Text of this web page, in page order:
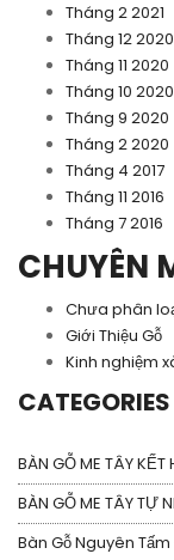
Tháng 2 2021
Tháng 12 2020
Tháng 11 2020
Tháng 10 2020
Tháng 9 2020
Tháng 2 2020
Tháng 4 2017
Tháng 11 2016
Tháng 7 2016
CHUYÊN
Chưa phân
Giới Thiệu Gỗ
Kinh nghiệm
CATEGORIES
BÀN GỖ ME TÂY
BÀN GỖ ME TÂY TỰ
Bàn Gỗ Nguyên